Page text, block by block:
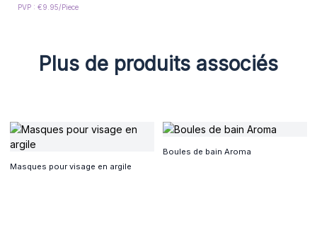
PVP : €9.95/Piece
Plus de produits associés
Masques pour visage en argile
Boules de bain Aroma